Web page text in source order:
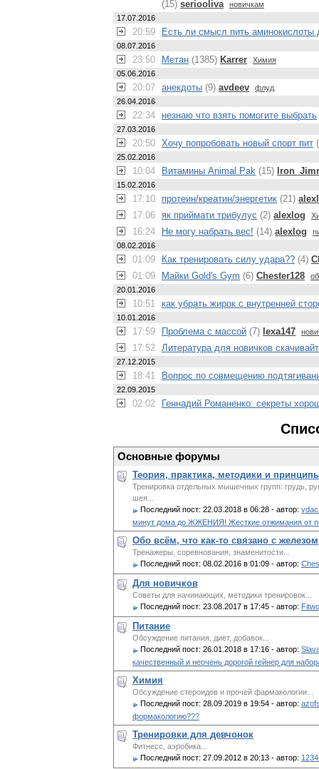
(15) seriooliva
новичкам
17.07.2016
20:59 Есть ли смысл пить аминокислоты
08.07.2016
23:50 Метан (1385) Karrer
Химия
05.06.2016
20:07 анекдоты (9) avdeev
флуд
26.04.2016
22:34 незнаю что взять помогите выбрать
27.03.2016
20:50 Хочу попробовать новый спорт пит
25.02.2016
10:04 Витамины Animal Pak (15)
15.02.2016
17:10 протеин/креатин/энергетик (21)
17:06 як приймати трибулус (2) alexlog
16:24 Не могу набрать вес! (14) alexlog
08.02.2016
01:09 Как тренировать силу удара?? (4)
01:09
Майки Gold's Gym (6) Chester128
20.01.2016
10:51 как убрать жирок с внутренней
10.01.2016
17:59 Проблема с массой (7) lexa147
17:52 Литература для новичков
27.12.2015
18:41 Вопрос по совмещению
22.09.2015
02:02 Геннадий Романенко: секреты
Основные форумы
Теория, практика, методики и
Тренировка отдельных мышечных групп: грудь,
шея...
Последний пост: 22.03.2018 в 06:28 - автор:
минут дома до ЖЖЕНИЯ! Жесткие отжимания от
Обо всём, что как-то связано с железом
Тренажеры, соревнования, знаменитости...
Последний пост: 08.02.2016 в 01:09 - автор:
Для новичков
Советы для начинающих, методики тренировок...
Последний пост: 23.08.2017 в 17:45 - автор:
Питание
Обсуждение питания, диет, добавок...
Последний пост: 26.01.2018 в 17:16 - автор:
качественный и неочень дорогой гейнер для
Химия
Обсуждение стероидов и прочей фармакологии...
Последний пост: 28.09.2019 в 19:54 - автор:
формакологию???
Тренировки для девчонок
Фитнесс, аэробика...
Последний пост: 27.09.2012 в 20:13 - автор: